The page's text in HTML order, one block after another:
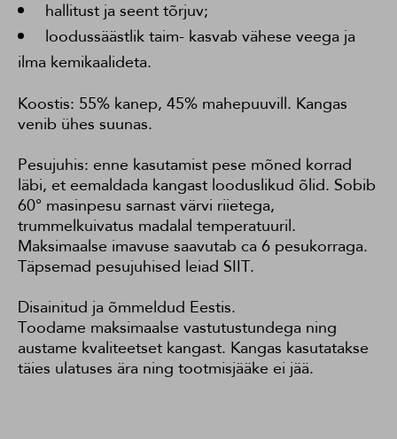
hallitust ja seent tõrjuv;
loodussäästlik taim- kasvab vähese veega ja
ilma kemikaalideta.
Koostis: 55% kanep, 45% mahepuuvill. Kangas
venib ühes suunas.
Pesujuhis: enne kasutamist pese mõned korrad
läbi, et eemaldada kangast looduslikud õlid. Sobib
60° masinpesu sarnast värvi riietega,
trummelkuivatus madalal temperatuuril.
Maksimaalse imavuse saavutab ca 6 pesukorraga.
Täpsemad pesujuhised leiad SIIT.
Disainitud ja õmmeldud Eestis.
Toodame maksimaalse vastutustundega ning
austame kvaliteetset kangast. Kangas kasutatakse
täies ulatuses ära ning tootmisjääke ei jää.